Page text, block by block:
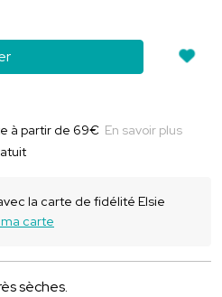
à partir de 69€ En savoir plus
la carte de fidélité Elsie
carte
sèches.